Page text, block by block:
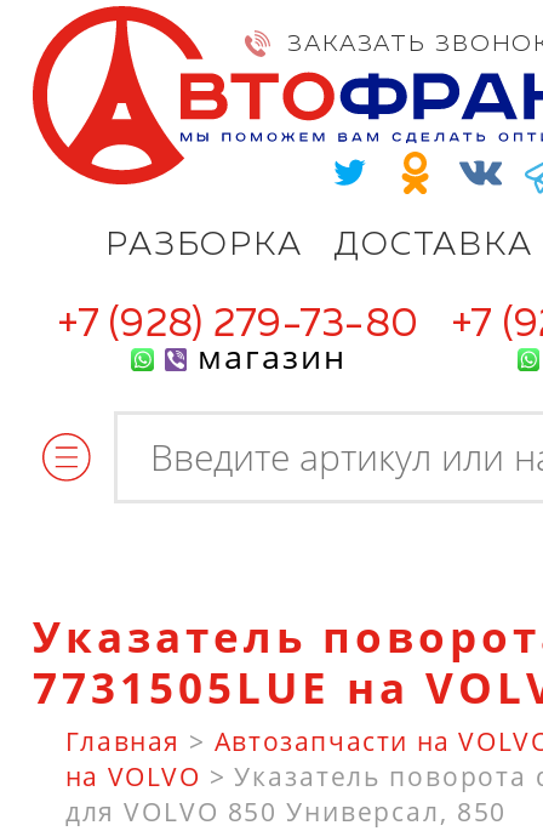
РАЗБОРКА ДОСТАВКА
ЗАКАЗАТЬ
+7 (928) 279-73-80
магазин
+7
Указатель
7731505LUE на
Главная > Автозапчасти на
на VOLVO >Указатель поворота
для VOLVO 850 Универсал, 850